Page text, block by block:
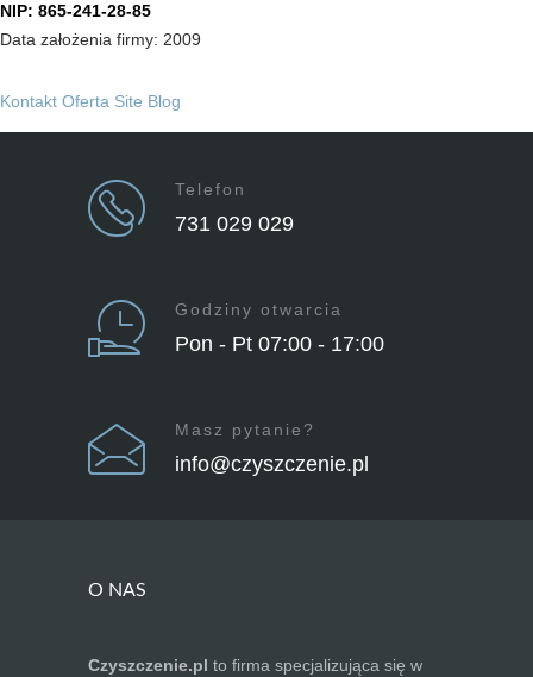
NIP: 865-241-28-85
Data założenia firmy: 2009
Kontakt Oferta Site Blog
Telefon
731 029 029
Godziny otwarcia
Pon - Pt 07:00 - 17:00
Masz pytanie?
info@czyszczenie.pl
O NAS
Czyszczenie.pl to firma specjalizująca się w